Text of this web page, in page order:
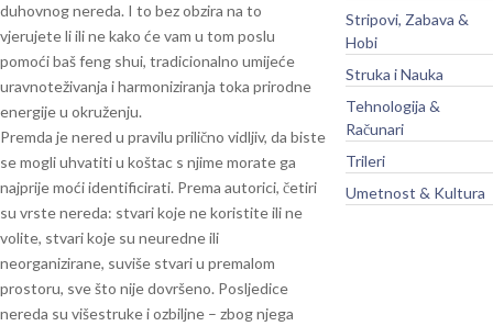
duhovnog nereda. I to bez obzira na to
vjerujete li ili ne kako će vam u tom poslu
pomoći baš feng shui, tradicionalno umijeće
uravnoteživanja i harmoniziranja toka prirodne
energije u okruženju.
Premda je nered u pravilu prilično vidljiv, da biste
se mogli uhvatiti u koštac s njime morate ga
najprije moći identificirati. Prema autorici, četiri
su vrste nereda: stvari koje ne koristite ili ne
volite, stvari koje su neuredne ili
neorganizirane, suviše stvari u premalom
prostoru, sve što nije dovršeno. Posljedice
nereda su višestruke i ozbiljne – zbog njega
Stripovi, Zabava &
Hobi
Struka i Nauka
Tehnologija &
Računari
Trileri
Umetnost & Kultura